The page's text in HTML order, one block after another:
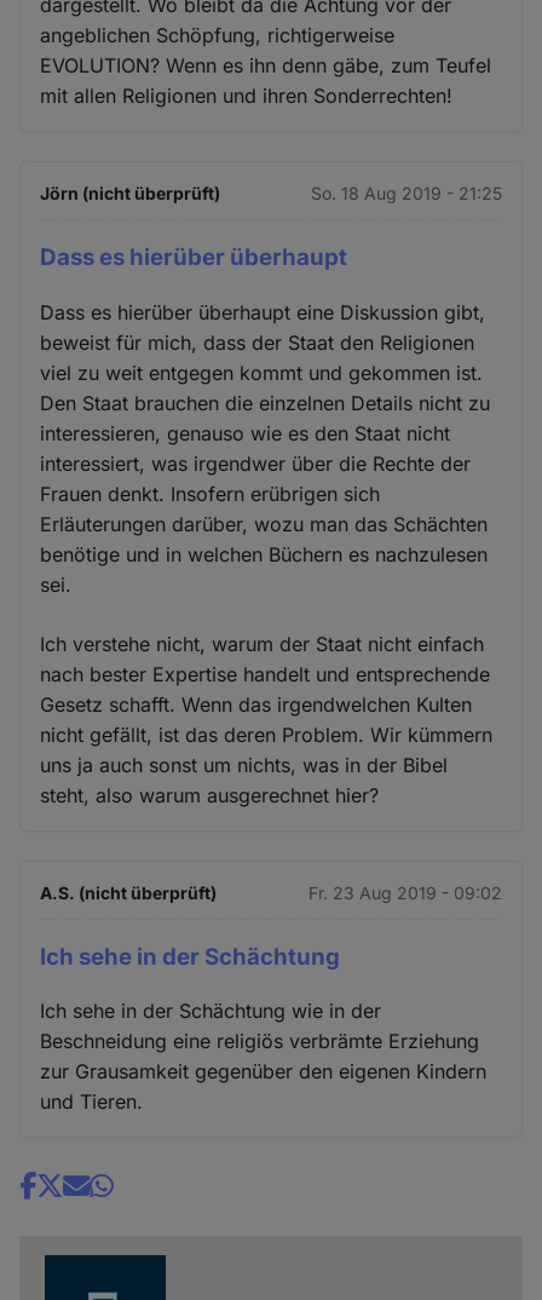
angeblichen Schöpfung, richtigerweise
EVOLUTION? Wenn es ihn denn gäbe, zum Teufel
mit allen Religionen und ihren Sonderrechten!
Jörn (nicht überprüft) So. 18 Aug 2019 - 21:25
Dass es hierüber überhaupt
Dass es hierüber überhaupt eine Diskussion gibt,
beweist für mich, dass der Staat den Religionen
viel zu weit entgegen kommt und gekommen ist.
Den Staat brauchen die einzelnen Details nicht zu
interessieren, genauso wie es den Staat nicht
interessiert, was irgendwer über die Rechte der
Frauen denkt. Insofern erübrigen sich
Erläuterungen darüber, wozu man das Schächten
benötige und in welchen Büchern es nachzulesen
sei.
Ich verstehe nicht, warum der Staat nicht einfach
nach bester Expertise handelt und entsprechende
Gesetz schafft. Wenn das irgendwelchen Kulten
nicht gefällt, ist das deren Problem. Wir kümmern
uns ja auch sonst um nichts, was in der Bibel
steht, also warum ausgerechnet hier?
A.S. (nicht überprüft) Fr. 23 Aug 2019 - 09:02
Ich sehe in der Schächtung
Ich sehe in der Schächtung wie in der
Beschneidung eine religiös verbrämte Erziehung
zur Grausamkeit gegenüber den eigenen Kindern
und Tieren.
Share